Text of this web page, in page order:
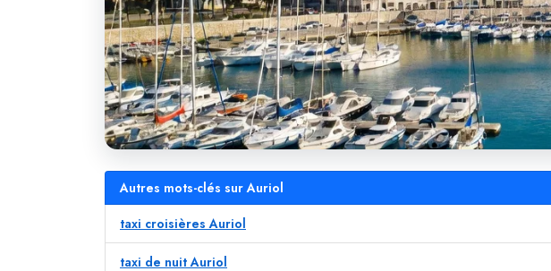
Autres mots-clés sur Auriol
taxi croisières Auriol
taxi de nuit Auriol